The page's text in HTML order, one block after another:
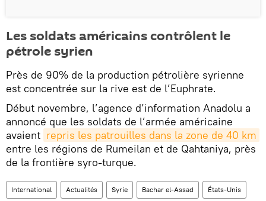
Les soldats américains contrôlent le
pétrole syrien
Près de 90% de la production pétrolière syrienne
est concentrée sur la rive est de l’Euphrate.
Début novembre, l’agence d’information Anadolu a
annoncé que les soldats de l’armée américaine
avaient repris les patrouilles dans la zone de 40 km
entre les régions de Rumeilan et de Qahtaniya, près
de la frontière syro-turque.
International Actualités Syrie Bachar el-Assad États-Unis